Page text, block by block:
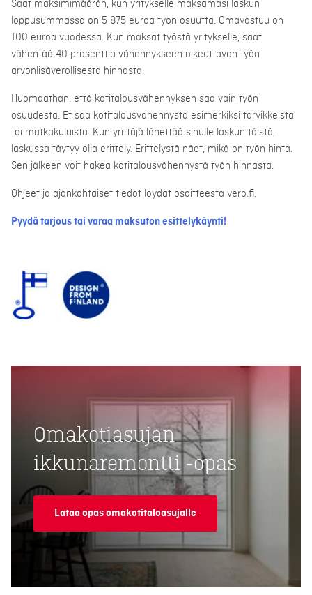
Saat maksimimäärän, kun yritykselle maksamasi laskun
loppusummassa on 5 875 euroa työn osuutta. Omavastuu on
100 euroa vuodessa. Kun maksat työstä yritykselle, saat
vähentää 40 prosenttia vähennykseen oikeuttavan työn
arvonlisäverollisesta hinnasta.
Huomaathan, että kotitalousvähennyksen saa vain työn
osuudesta. Et saa kotitalousvähennystä esimerkiksi tarvikkeista
tai matkakuluista. Kun yrittäjä lähettää sinulle laskun töistä,
laskussa täytyy olla erittely. Erittelystä näet, mikä on työn hinta.
Sen jälkeen voit hakea kotitalousvähennystä työn hinnasta.
Ohjeet ja ajankohtaiset tiedot löydät osoitteesta vero.fi.
Pyydä tarjous tai varaa maksuton esittelykäynti!
Omakotiasujan
ikkunaremontti -opas
Lataa opas omakotitaloasujalle